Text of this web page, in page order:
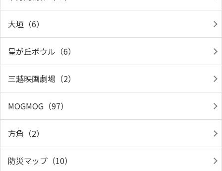
大垣（6）
星が丘ボウル（6）
三越映画劇場（2）
MOGMOG（97）
方角（2）
防災マップ（10）